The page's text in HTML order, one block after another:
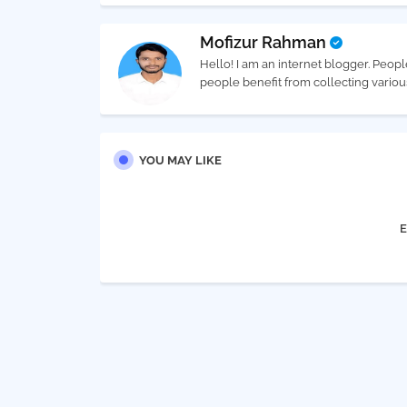
Mofizur Rahman
Hello! I am an internet blogger.
people benefit from collecting
YOU MAY LIKE